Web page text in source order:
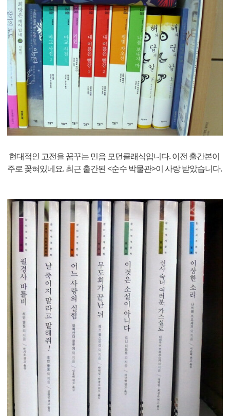
현대적인 고전을 꿈꾸는 민음 모던클래식입니다. 이전 출간본이
주로 꽂혀있네요. 최근 출간된 <순수 박물관>이 사랑 받았습니다.